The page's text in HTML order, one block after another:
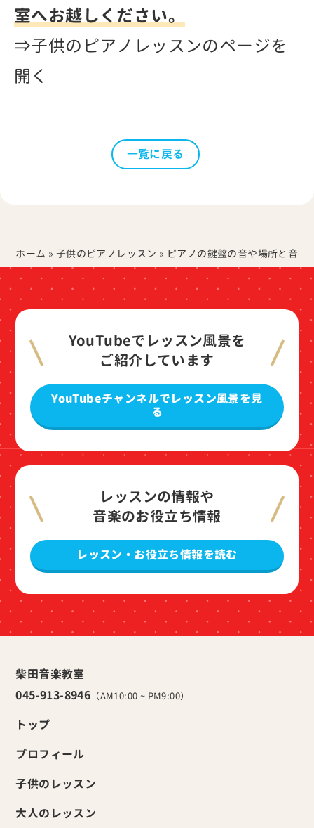
室へお越しください。
⇒子供のピアノレッスンのページを
開く
一覧に戻る
ホーム » 子供のピアノレッスン » ピアノの鍵盤の音や場所と音
YouTubeでレッスン風景を
ご紹介しています
YouTubeチャンネルでレッスン風景を見
る
レッスンの情報や
音楽のお役立ち情報
レッスン・お役立ち情報を読む
柴田音楽教室
045-913-8946 （AM10:00 ~ PM9:00）
トップ
プロフィール
子供のレッスン
大人のレッスン